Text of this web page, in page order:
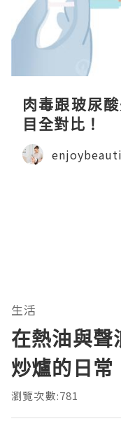
肉毒跟玻尿
目全對比！
生活
在熱油與聲
炒爐的日常
瀏覽次數:781